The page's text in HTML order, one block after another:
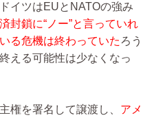
イツはEUとNATOの強み
封鎖に“ノー”と言っていれ
る危機は終わっていたろう
える可能性は少なくなっ
権を署名して譲渡し、 アメ